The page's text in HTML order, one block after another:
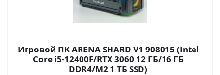
Игровой ПК ARENA SHARD V1 908015 (Intel
Core i5-12400F/RTX 3060 12 ГБ/16 ГБ
DDR4/M2 1 ТБ SSD)